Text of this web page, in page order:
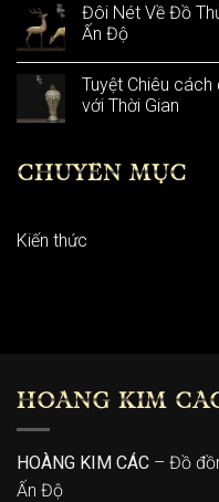
Đôi Nét Về Đồ
Ấn Độ
Tuyệt Chiêu
với Thời Gian
CHUYÊN MỤC
Kiến thức
HOÀNG KIM
HOÀNG KIM CÁC – Đồ
Ấn Độ